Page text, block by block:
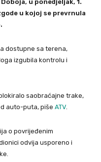
u ponedjeljak, 1.
u kojoj se prevrnula
dostupne sa terena,
izgubila kontrolu i
saobraćajne trake,
auto-puta, piše ATV.
o povrijeđenim
odvija usporeno i